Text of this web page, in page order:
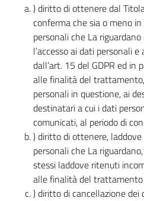
) diritto di ottenere dal
conferma che sia o meno
personali che La
l’accesso ai dati personali
dall’art. 15 del GDPR ed in
alle finalità del
personali in questione, ai
destinatari a cui i dati
comunicati, al periodo di
) diritto di ottenere,
personali che La
stessi laddove ritenuti
alle finalità del trattamento
) diritto di cancellazione dei